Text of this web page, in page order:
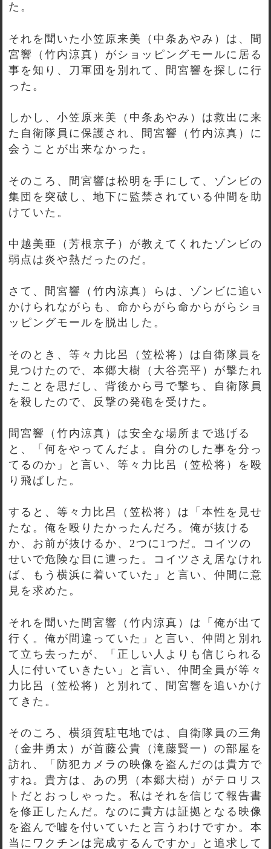
た。
それを聞いた小笠原来美（中条あやみ）は、間
宮響（竹内涼真）がショッピングモールに居る
事を知り、刀軍団を別れて、間宮響を探しに行
った。
しかし、小笠原来美（中条あやみ）は救出に来
た自衛隊員に保護され、間宮響（竹内涼真）に
会うことが出来なかった。
そのころ、間宮響は松明を手にして、ゾンビの
集団を突破し、地下に監禁されている仲間を助
けていた。
中越美亜（芳根京子）が教えてくれたゾンビの
弱点は炎や熱だったのだ。
さて、間宮響（竹内涼真）らは、ゾンビに追い
かけられながらも、命からがら命からがらショ
ッピングモールを脱出した。
そのとき、等々力比呂（笠松将）は自衛隊員を
見つけたので、本郷大樹（大谷亮平）が撃たれ
たことを思だし、背後から弓で撃ち、自衛隊員
を殺したので、反撃の発砲を受けた。
間宮響（竹内涼真）は安全な場所まで逃げる
と、「何をやってんだよ。自分のした事を分っ
てるのか」と言い、等々力比呂（笠松将）を殴
り飛ばした。
すると、等々力比呂（笠松将）は「本性を見せ
たな。俺を殴りたかったんだろ。俺が抜ける
か、お前が抜けるか、2つに1つだ。コイツの
せいで危険な目に遭った。コイツさえ居なけれ
ば、もう横浜に着いていた」と言い、仲間に意
見を求めた。
それを聞いた間宮響（竹内涼真）は「俺が出て
行く。俺が間違っていた」と言い、仲間と別れ
て立ち去ったが、「正しい人よりも信じられる
人に付いていきたい」と言い、仲間全員が等々
力比呂（笠松将）と別れて、間宮響を追いかけ
てきた。
そのころ、横須賀駐屯地では、自衛隊員の三角
（金井勇太）が首藤公貴（滝藤賢一）の部屋を
訪れ、「防犯カメラの映像を盗んだのは貴方で
すね。貴方は、あの男（本郷大樹）がテロリス
トだとおっしゃった。私はそれを信じて報告書
を修正したんだ。なのに貴方は証拠となる映像
を盗んで嘘を付いていたと言うわけですか。本
当にワクチンは完成するんですか」と追求して